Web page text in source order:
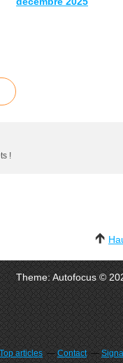
!
Theme: Autofocus ©
Top articles Contact